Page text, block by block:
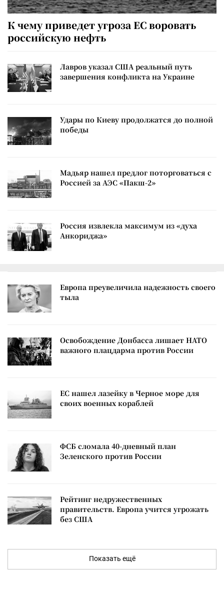
К чему приведет угроза ЕС воровать
российскую нефть
Лавров указал США реальный путь
завершения конфликта на Украине
Удары по Киеву продолжатся до полной
победы
Мадьяр нашел предлог поторговаться с
Россией за АЭС «Пакш-2»
Россия извлекла максимум из «духа
Анкориджа»
Европа преувеличила надежность своего
тыла
Освобождение Донбасса лишает НАТО
важного плацдарма против России
ЕС нашел лазейку в Черное море для
своих военных кораблей
ФСБ сломала 40-дневный план
Зеленского против России
Рейтинг недружественных
правительств. Европа учится угрожать
без США
Показать ещё